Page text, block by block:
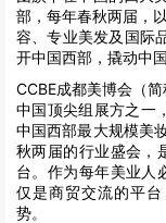
部，每年春秋两届，
容、专业美发及国际
开中国西部，撬动中
CCBE成都美博会（
中国顶尖组展方之一
中国西部最大规模美
秋两届的行业盛会，
台。作为每年美业人
仅是商贸交流的平
势。